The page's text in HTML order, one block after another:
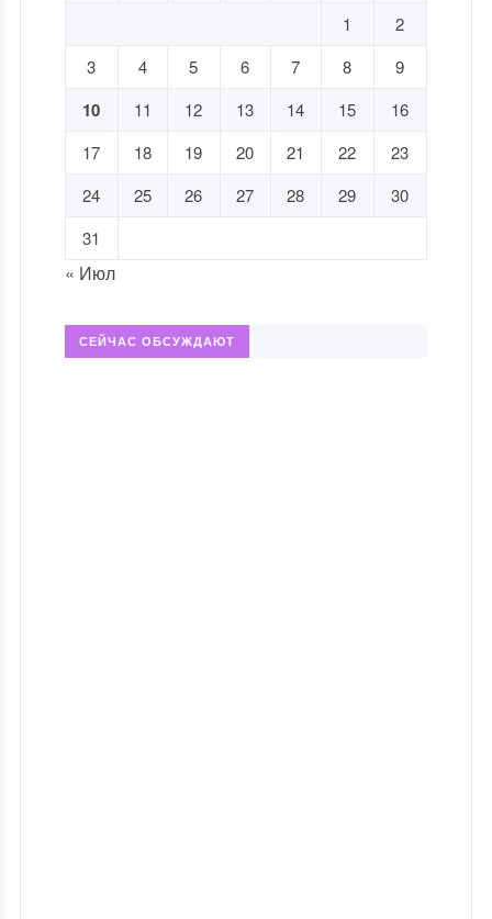
1
2
3
4 5 6 7 8 9
10 11 12 13 14 15
16
17
18 19 20 21 22
23
24
25 26 27 28 29
30
31
« Июл
СЕЙЧАС ОБСУЖДАЮТ